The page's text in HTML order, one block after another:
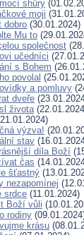
shůry
moji
dobro (30.01.2024)
Mu to
společnost
učedníci
s Bohem
povolal
a pomluvy
dveře
života
výzva!
stav
díla Boží
čas
šťastný
nezapomínej
srdce (11.01.2024)
Boží vůli
rodiny
krásu